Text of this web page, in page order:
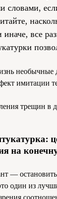
словами,
все
необычные
имитации
трещин в
на
—
один из